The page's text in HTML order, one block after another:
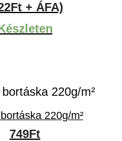
+ ÁFA)
220g/m²
749Ft